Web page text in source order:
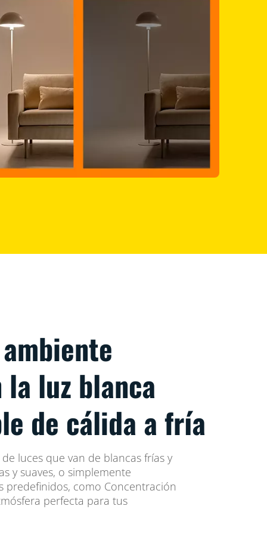
luz blanca
de cálida a fría
luces que van de blancas frías y
y suaves, o simplemente
predefinidos, como Concentración
perfecta para tus